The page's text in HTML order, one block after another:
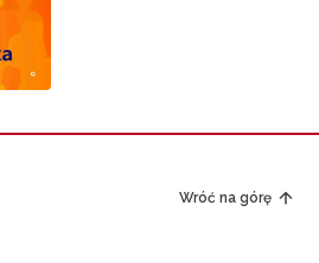
Wróć na górę